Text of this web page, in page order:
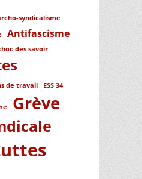
syndicalisme
Antifascisme
des savoir
de travail ESS 34
Grève